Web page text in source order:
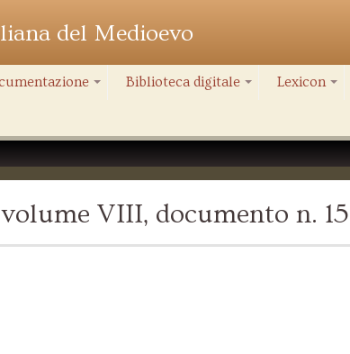
del Medioevo
Biblioteca digitale Lexicon
VIII, documento n.